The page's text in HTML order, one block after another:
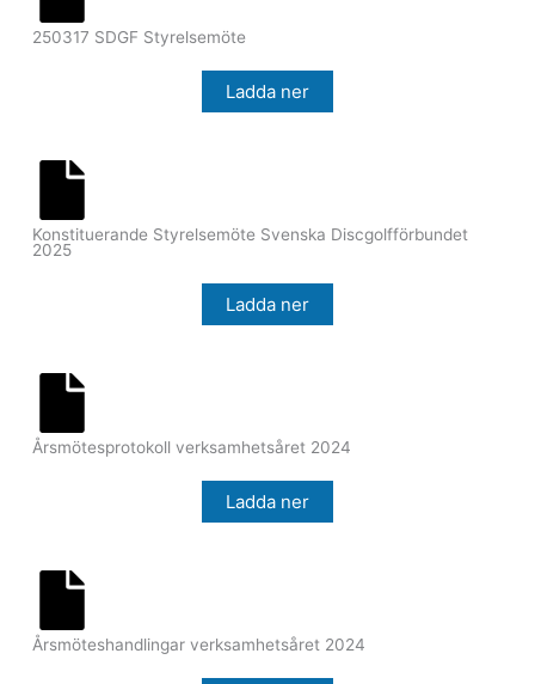
250317 SDGF Styrelsemöte
Ladda ner
Konstituerande Styrelsemöte Svenska Discgolfförbundet
2025
Ladda ner
Årsmötesprotokoll verksamhetsåret 2024
Ladda ner
Årsmöteshandlingar verksamhetsåret 2024